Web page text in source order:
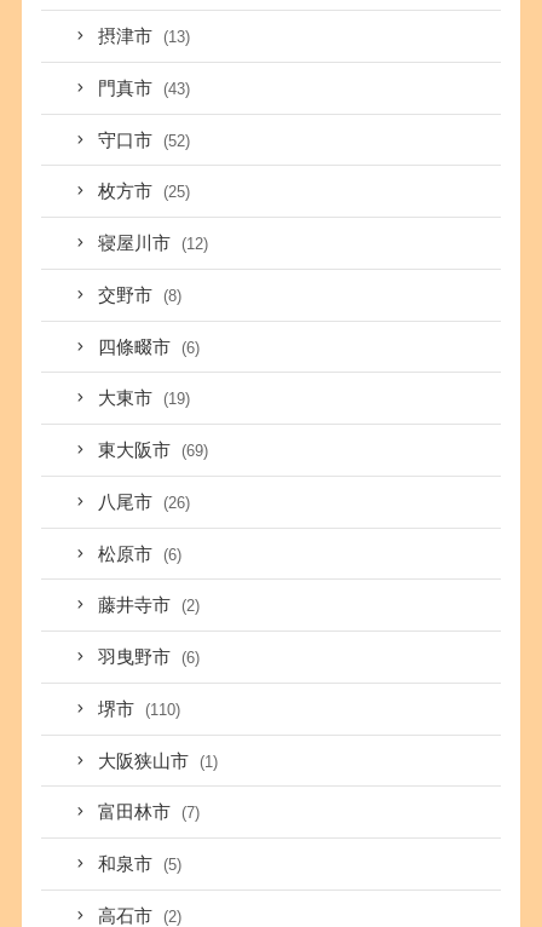
摂津市 (13)
門真市 (43)
守口市 (52)
枚方市 (25)
寝屋川市 (12)
交野市 (8)
四條畷市 (6)
大東市 (19)
東大阪市 (69)
八尾市 (26)
松原市 (6)
藤井寺市 (2)
羽曳野市 (6)
堺市 (110)
大阪狭山市 (1)
富田林市 (7)
和泉市 (5)
高石市 (2)